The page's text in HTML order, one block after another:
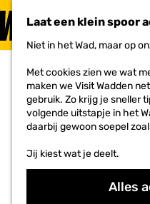
Laat een klein spoor
Niet in het Wad, maar op
Met cookies zien we wat
maken we Visit Wadden
gebruik. Zo krijg je sneller
volgende uitstapje in het
daarbij gewoon soepel
Jij kiest wat je deelt.
Alles
G